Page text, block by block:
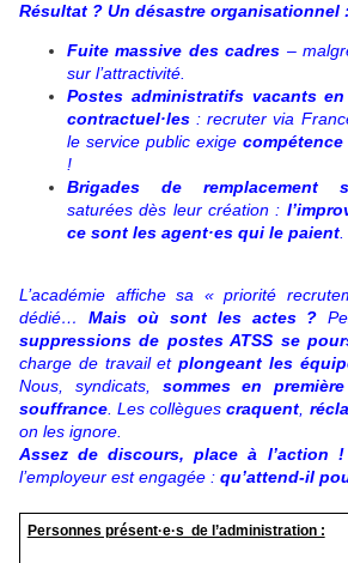
Résultat ? Un désastre organisationnel :
Fuite massive des cadres –
sur l’attractivité.
Postes administratifs vacants
contractuel·les : recruter via
le service public exige
!
Brigades de remplacement
saturées dès leur création :
ce sont les agent·es qui le paient
L’académie affiche sa « priorité
dédié… Mais où sont les actes ?
suppressions de postes ATSS se
charge de travail etplongeant les
Nous, syndicats, sommes en
souffrance . Les collèguescraquent
on les ignore.
Assez de discours, place à l’action !
l’employeur est engagée : qu’attend-il
Personnes présent·e·s de l’administration :